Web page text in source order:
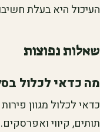
העיכול היא בעלת
שאלות נפוצות
מה כדאי לכלול
כדאי לכלול מגוון
תותים, קיווי